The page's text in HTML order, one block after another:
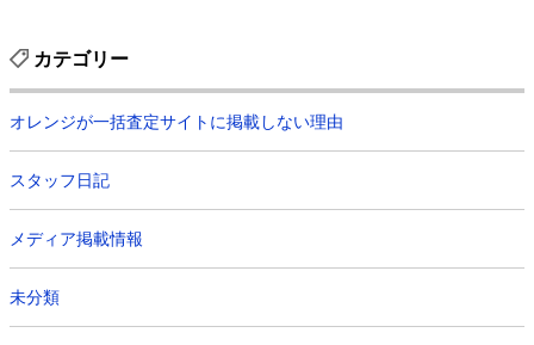
カテゴリー
オレンジが一括査定サイトに掲載しない理由
スタッフ日記
メディア掲載情報
未分類